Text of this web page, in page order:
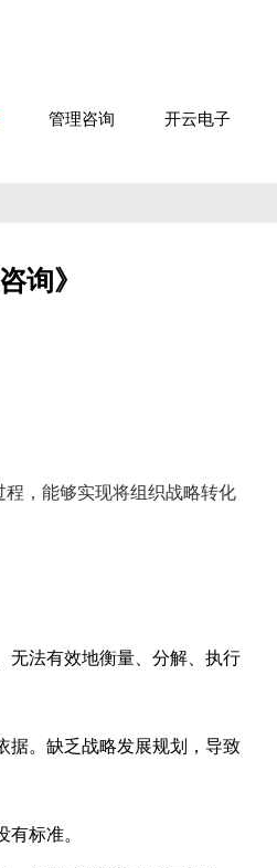
管理咨询 开云电子
询》
，能够实现将组织战略转化
无法有效地衡量、分解、执行
据。缺乏战略发展规划，导致
标准。